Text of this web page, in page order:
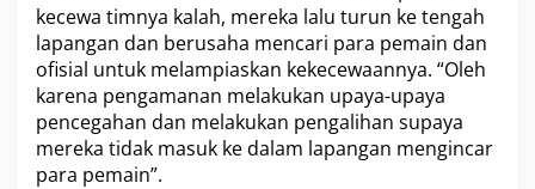
o
n
K
a
n
u
r
kecewa timnya kalah, mereka lalu turun ke tengah
lapangan dan berusaha mencari para pemain dan
ofisial untuk melampiaskan kekecewaannya. “Oleh
karena pengamanan melakukan upaya-upaya
pencegahan dan melakukan pengalihan supaya
mereka tidak masuk ke dalam lapangan mengincar
para pemain”.